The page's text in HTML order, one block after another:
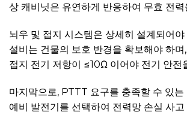
상 캐비닛은 유연하게 반응하여 무효 전력
뇌우 및 접지 시스템은 상세히 설계되어야
설비는 건물의 보호 반경을 확보해야 하며
접지 전기 저항이 ≤10Ω 이어야 전기 안전
마지막으로, PTTT 요구를 충족할 수 있
예비 발전기를 선택하여 전력망 손실 사